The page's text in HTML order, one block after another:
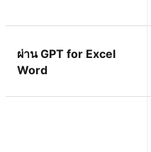
ผ่าน GPT for Excel
Word